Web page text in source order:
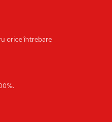
orice întrebare